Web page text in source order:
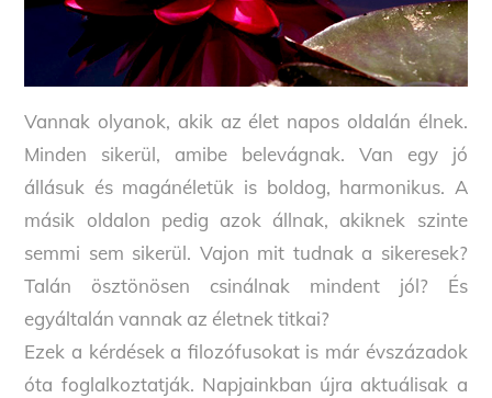
Vannak olyanok, akik az élet napos oldalán élnek.
Minden sikerül, amibe belevágnak. Van egy jó
állásuk és magánéletük is boldog, harmonikus. A
másik oldalon pedig azok állnak, akiknek szinte
semmi sem sikerül. Vajon mit tudnak a sikeresek?
Talán ösztönösen csinálnak mindent jól? És
egyáltalán vannak az életnek titkai?
Ezek a kérdések a filozófusokat is már évszázadok
óta foglalkoztatják. Napjainkban újra aktuálisak a